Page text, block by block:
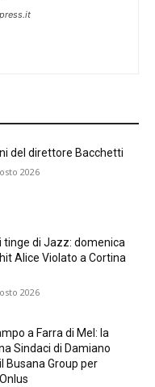
del direttore Bacchetti
2026
tinge di Jazz: domenica
Alice Violato a Cortina
2026
a Farra di Mel: la
Sindaci di Damiano
Busana Group per